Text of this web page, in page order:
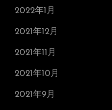
2022年1月
2021年12月
2021年11月
2021年10月
2021年9月